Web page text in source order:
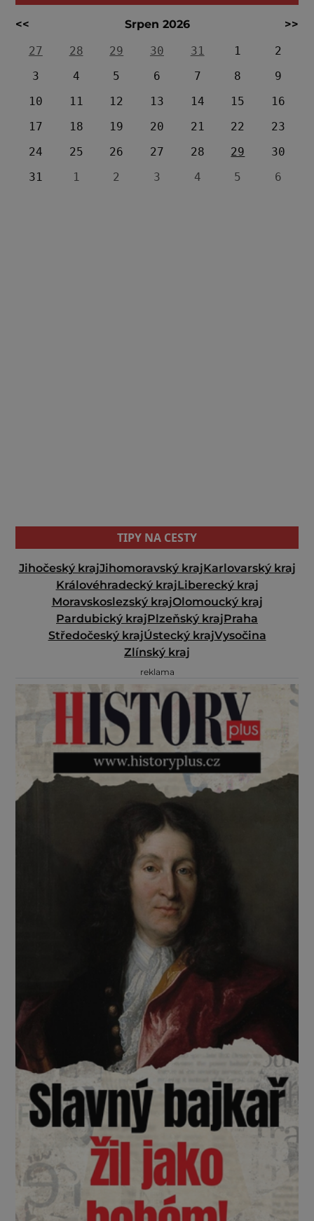
<< Srpen 2026
>>
27
28 29 30 31 1
2
3
4 5 6 7 8
9
10
11 12 13 14 15
16
17
18 19 20 21 22
23
24
25 26 27 28 29
30
31
1 2 3 4 5 6
TIPY NA CESTY
Jihočeský krajJihomoravský krajKarlovarský kraj
Královéhradecký krajLiberecký kraj
Moravskoslezský krajOlomoucký kraj
Pardubický krajPlzeňský krajPraha
Středočeský krajÚstecký krajVysočina
Zlínský kraj
reklama